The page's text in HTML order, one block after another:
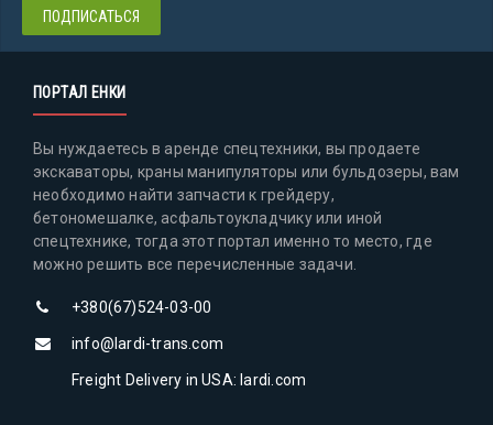
ПОРТАЛ ЕНКИ
Вы нуждаетесь в аренде спецтехники, вы продаете
экскаваторы, краны манипуляторы или бульдозеры, вам
необходимо найти запчасти к грейдеру,
бетономешалке, асфальтоукладчику или иной
спецтехнике, тогда этот портал именно то место, где
можно решить все перечисленные задачи.
+380(67)524-03-00
info@lardi-trans.com
Freight Delivery in USA: lardi.com